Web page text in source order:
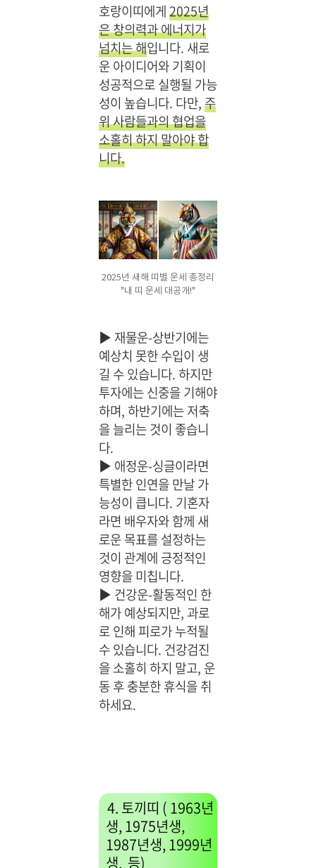
호랑이띠에게2025년
은 창의력과 에너지가
넘치는 해입니다. 새로
운 아이디어와 기획이
성공적으로 실행될 가능
성이 높습니다. 다만,주
위 사람들과의 협업을
소홀히 하지 말아야 합
니다.
2025년 새해 띠별 운세 총정리
"내 띠 운세 대공개!"
▶ 재물운-상반기에는
예상치 못한 수입이 생
길 수 있습니다. 하지만
투자에는 신중을 기해야
하며, 하반기에는 저축
을 늘리는 것이 좋습니
다.
▶ 애정운-싱글이라면
특별한 인연을 만날 가
능성이 큽니다. 기혼자
라면 배우자와 함께 새
로운 목표를 설정하는
것이 관계에 긍정적인
영향을 미칩니다.
▶ 건강운-활동적인 한
해가 예상되지만, 과로
로 인해 피로가 누적될
수 있습니다. 건강검진
을 소홀히 하지 말고, 운
동 후 충분한 휴식을 취
하세요.
4. 토끼띠 ( 1963년
생, 1975년생,
1987년생, 1999년
생, 등)